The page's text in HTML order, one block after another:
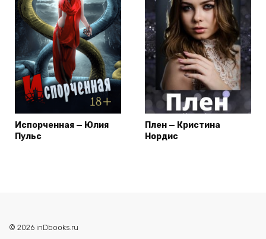
Испорченная — Юлия
Пульс
Плен — Кристина
Нордис
© 2026 inDbooks.ru